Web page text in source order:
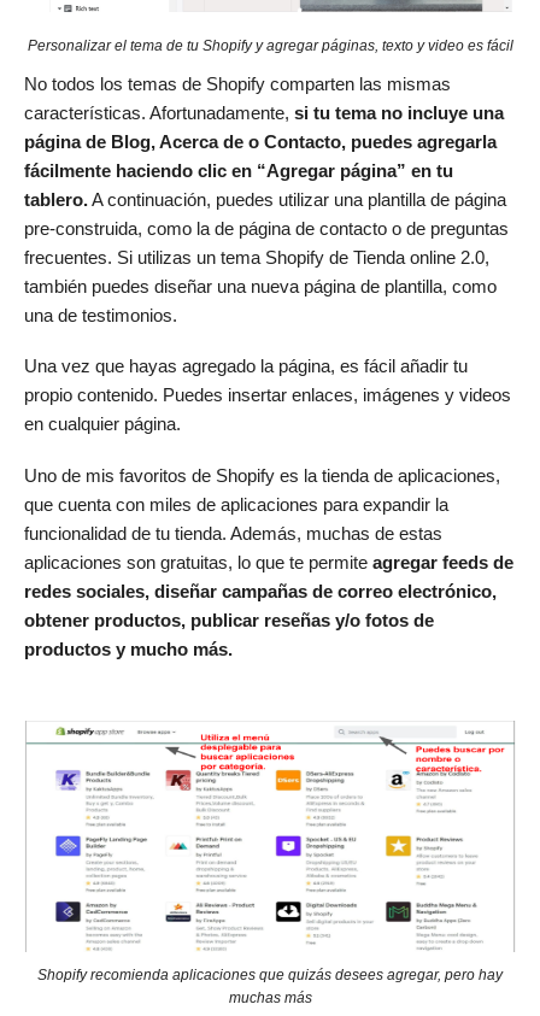
Personalizar el tema de tu Shopify y agregar páginas, texto y video es fácil
No todos los temas de Shopify comparten las mismas
características. Afortunadamente, si tu tema no incluye una
página de Blog, Acerca de o Contacto, puedes agregarla
fácilmente haciendo clic en “Agregar página” en tu
tablero.A continuación, puedes utilizar una plantilla de página
pre-construida, como la de página de contacto o de preguntas
frecuentes. Si utilizas un tema Shopify de Tienda online 2.0,
también puedes diseñar una nueva página de plantilla, como
una de testimonios.
Una vez que hayas agregado la página, es fácil añadir tu
propio contenido. Puedes insertar enlaces, imágenes y videos
en cualquier página.
Uno de mis favoritos de Shopify es la tienda de aplicaciones,
que cuenta con miles de aplicaciones para expandir la
funcionalidad de tu tienda. Además, muchas de estas
aplicaciones son gratuitas, lo que te permite agregar feeds de
redes sociales, diseñar campañas de correo electrónico,
obtener productos, publicar reseñas y/o fotos de
productos y mucho más.
Shopify recomienda aplicaciones que quizás desees agregar, pero hay
muchas más